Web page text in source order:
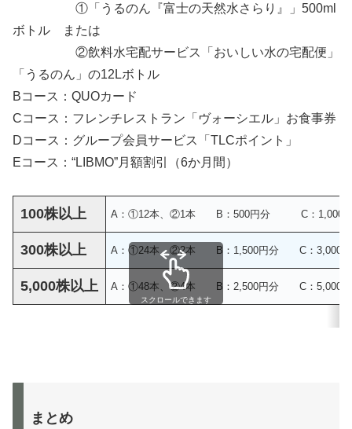
①「うるのん『富士の天然水さらり』」500ml
ボトル または
②飲料水宅配サービス「おいしい水の宅配便」
「うるのん」の12Lボトル
Bコース：QUOカード
Cコース：フレンチレストラン「ヴォーシエル」お食事券
Dコース：グループ会員サービス「TLCポイント」
Eコース：“LIBMO”月額割引（6か月間）
100株以上 A：①12本、②1本 B：500円分 C：1,000
300株以上 A：①24本、②2本 B：1,500円分 C：3,000
5,000株以上 A：①48本、②4本 B：2,500円分 C：5,000
スクロールできます
まとめ